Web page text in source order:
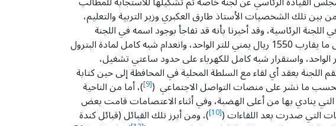
بين تلك الشخصيات الأستاذ طارق العكبري وزير التربية والتعليم،
الرئاسية، وقد أخبرنا بأنه قد تفاجأ بوجود اسمه في اللجنة
) وفي خضم ذلك ارتفع سعر الديزل في السوق المحلية إلى ما يقارب 1550 ريال يمني للتر الواحد، وانعدام شبه كامل لمادة البترول
) الذي بلغت كلفته إلى حين كتابة هذه الورقة (1450) ريال يمني للتر الواحد، واستقرار شبه كامل للكهرباء على حدود ساعتي تشغيل،
اللجنة بعقد أي لقاء مع السلطة المحلية في المحافظة إلى حين كتابة
بحسب ما نشر على منصات التواصل الاجتماعي ([9] )، أما من الناحية
ينادي بها من أعلى الهضبة، وفي أثناء الاعتصامات قامت بعض
التي صدرت بعد اللقاءات ([10] )، ومن أبرز تلك القبائل (قبائل كندة